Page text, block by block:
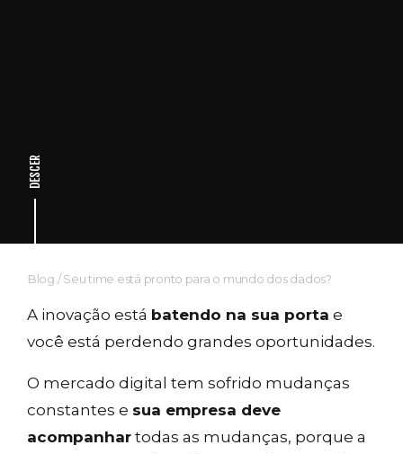
DESCER
Blog /Seu time está pronto para o mundo dos dados?
A inovação está batendo na sua porta e
você está perdendo grandes oportunidades.
O mercado digital tem sofrido mudanças
constantes e sua empresa deve
acompanhar todas as mudanças, porque a